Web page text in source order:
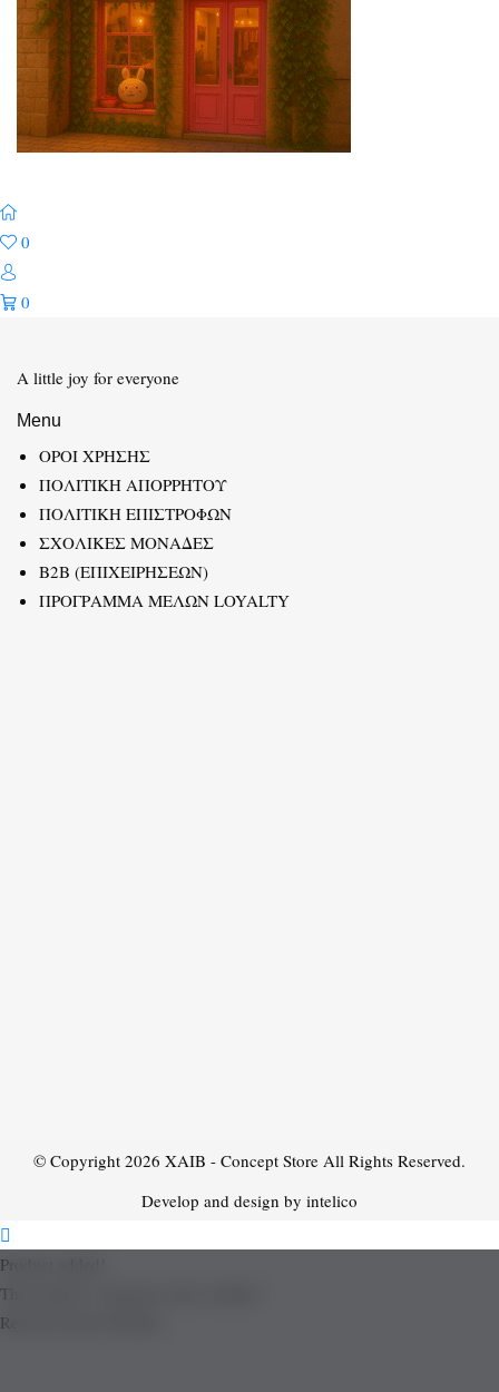
0
0
A little joy for everyone
Menu
ΟΡΟΙ ΧΡΗΣΗΣ
ΠΟΛΙΤΙΚΗ ΑΠΟΡΡΗΤΟΥ
ΠΟΛΙΤΙΚΗ ΕΠΙΣΤΡΟΦΩΝ
ΣΧΟΛΙΚΕΣ ΜΟΝΑΔΕΣ
B2B (ΕΠΙΧΕΙΡΗΣΕΩΝ)
ΠΡΟΓΡΑΜΜΑ ΜΕΛΩΝ LOYALTY
© Copyright 2026 XAIB - Concept Store All Rights Reserved.
Develop and design by intelico
Product added!
The product is already in the wishlist!
Removed from Wishlist